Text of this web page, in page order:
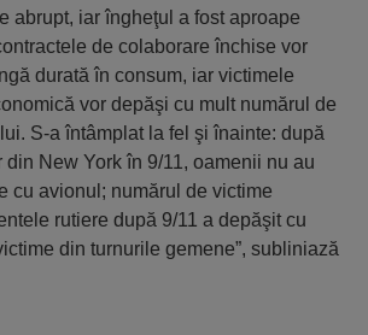
abrupt, iar îngheţul a fost aproape
de colaborare închise vor
durată în consum, iar victimele
vor depăşi cu mult numărul de
S-a întâmplat la fel şi înainte: după
New York în 9/11, oamenii nu au
cu avionul; numărul de victime
rutiere după 9/11 a depăşit cu
din turnurile gemene”, subliniază